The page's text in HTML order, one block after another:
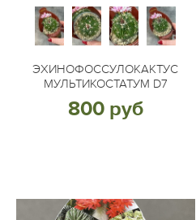
ЭХИНОФОССУЛОКАКТУС
МУЛЬТИКОСТАТУМ D7
800 руб